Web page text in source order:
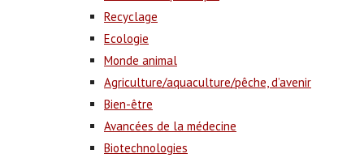
Recyclage
Ecologie
Monde animal
Agriculture/aquaculture/pêche, d’avenir
Bien-être
Avancées de la médecine
Biotechnologies